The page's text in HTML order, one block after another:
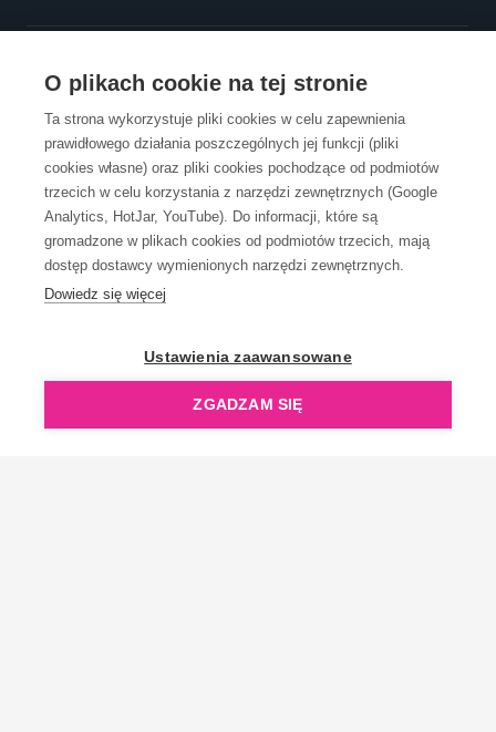
O plikach cookie na tej stronie
Ta strona wykorzystuje pliki cookies w celu zapewnienia
prawidłowego działania poszczególnych jej funkcji (pliki
cookies własne) oraz pliki cookies pochodzące od podmiotów
trzecich w celu korzystania z narzędzi zewnętrznych (Google
Analytics, HotJar, YouTube). Do informacji, które są
gromadzone w plikach cookies od podmiotów trzecich, mają
dostęp dostawcy wymienionych narzędzi zewnętrznych.
Dowiedz się więcej
Ustawienia zaawansowane
ZGADZAM SIĘ
OBSŁUGA KLIENTA
KONTAKT
OpenGift jest częścią ReflectGroup.